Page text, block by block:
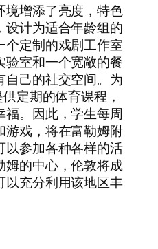
境增添了亮度，特色
计为适合年龄组的
定制的戏剧工作室
室和一个宽敞的餐
自己的社交空间。为
定期的体育课程，
福。因此，学生每周
游戏，将在富勒姆附
以参加各种各样的活
姆的中心，伦敦将成
以充分利用该地区丰